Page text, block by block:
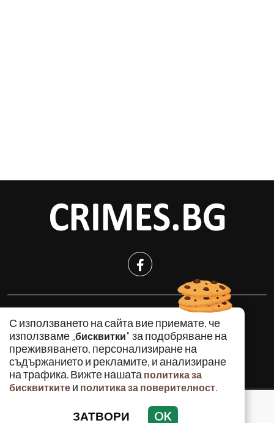
С използването на сайта вие приемате, че
използваме „бисквитки" за подобряване на
преживяването, персонализиране на
съдържанието и рекламите, и анализиране
на трафика. Вижте нашата политика за
бисквитките и политика за поверителност.
ЗАТВОРИ OK
КРИМИНАЛНО
ИНЦИДЕНТИ
АНАЛИЗИ
ПО СВЕТА
ВОДЕЩИ ТЕМИ
Използването и публикуването на част или цялото